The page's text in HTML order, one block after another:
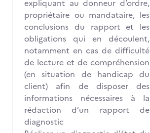
expliquant au donneur d’ordre,
propriétaire ou mandataire, les
conclusions du rapport et les
obligations qui en découlent,
notamment en cas de difficulté
de lecture et de compréhension
(en situation de handicap du
client) afin de disposer des
informations nécessaires à la
rédaction d’un rapport de
diagnostic